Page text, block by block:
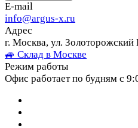
E-mail
info@argus-x.ru
Адрес
г. Москва, ул.
🚙 Склад в Москве
Режим работы
Офис работает по будням с